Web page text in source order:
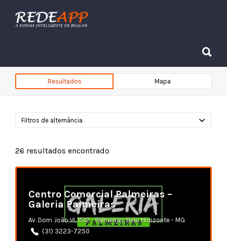
Procurar:
Resultados Mapa
Filtros de alternância
26 resultados encontrado
Centro Comercial Palmeiras –
Galeria Palmeiras
Av. Dom João VI, 1512 - Palmeiras, Belo Horizonte - MG
(31) 3223-7250